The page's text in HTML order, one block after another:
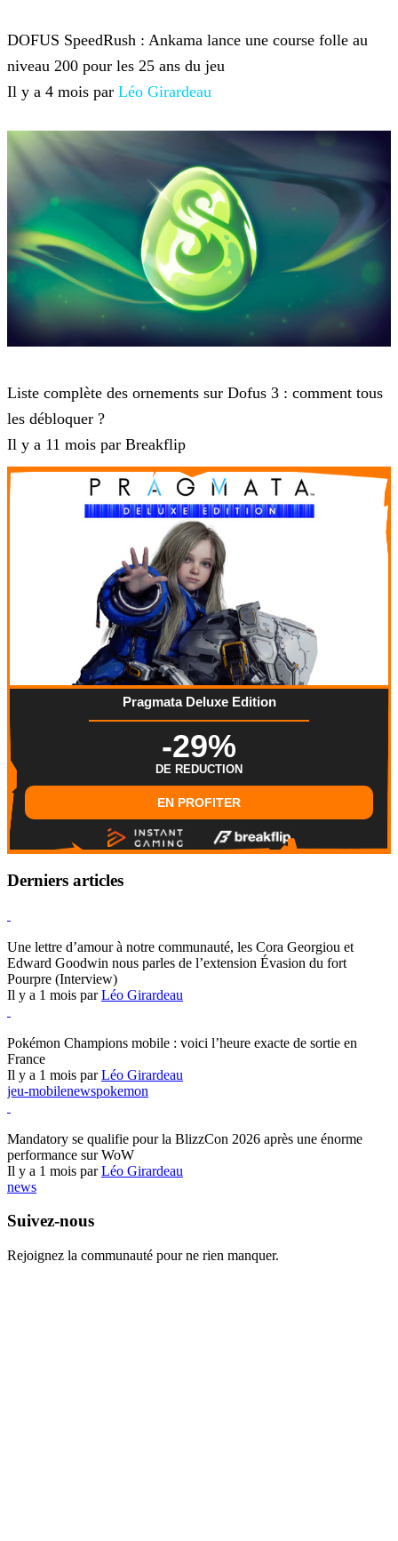
DOFUS SpeedRush : Ankama lance une course folle au
niveau 200 pour les 25 ans du jeu
Il y a 4 mois par Léo Girardeau
Liste complète des ornements sur Dofus 3 : comment tous
les débloquer ?
Il y a 11 mois par Breakflip
Pragmata Deluxe Edition
-29%
DE REDUCTION
EN PROFITER
Derniers articles
Une lettre d’amour à notre communauté, les Cora Georgiou et
Edward Goodwin nous parles de l’extension Évasion du fort
Pourpre (Interview)
Il y a 1 mois parLéo Girardeau
Pokémon Champions mobile : voici l’heure exacte de sortie en
France
Il y a 1 mois parLéo Girardeau
jeu-mobilenewspokemon
Mandatory se qualifie pour la BlizzCon 2026 après une énorme
performance sur WoW
Il y a 1 mois parLéo Girardeau
news
Suivez-nous
Rejoignez la communauté pour ne rien manquer.